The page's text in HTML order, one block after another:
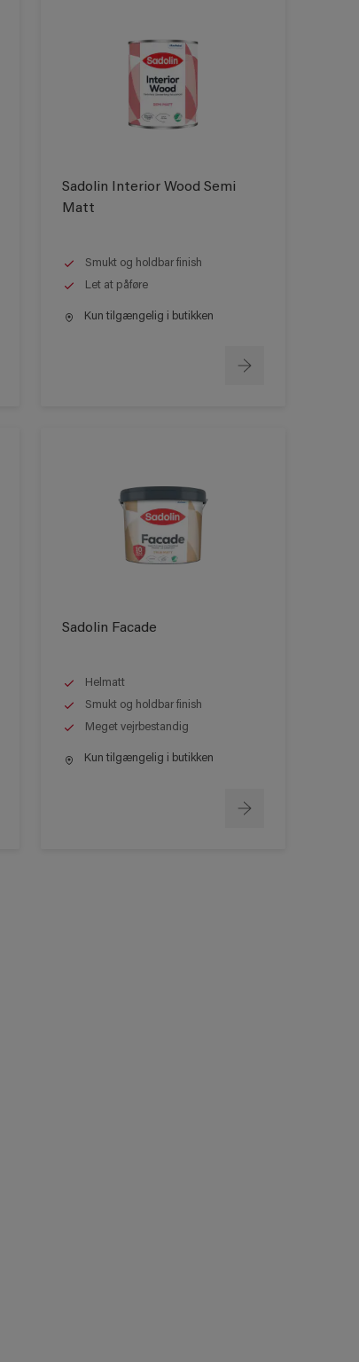
Sadolin Interior Wood Semi
Matt
Smukt og holdbar finish
Let at påføre
Kun tilgængelig i butikken
Sadolin Facade
Helmatt
Smukt og holdbar finish
Meget vejrbestandig
Kun tilgængelig i butikken